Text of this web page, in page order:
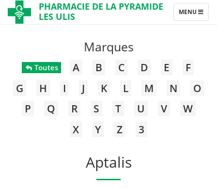
PHARMACIE DE LA PYRAMIDE
LES ULIS
TOGGLE
NAVIGATION
MENU
Marques
Toutes A B C D E
F
G
H I J K L M N
O
P
Q R S T U V
W
X
Y Z 3
Aptalis